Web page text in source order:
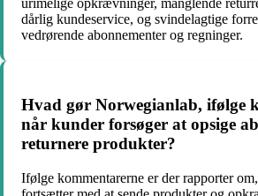
urimelige opkrævninger, manglende
dårlig kundeservice, og svindelagtige
vedrørende abonnementer og regninger.
Hvad gør Norwegianlab, ifølge
når kunder forsøger at opsige
returnere produkter?
Ifølge kommentarerne er der rapporter